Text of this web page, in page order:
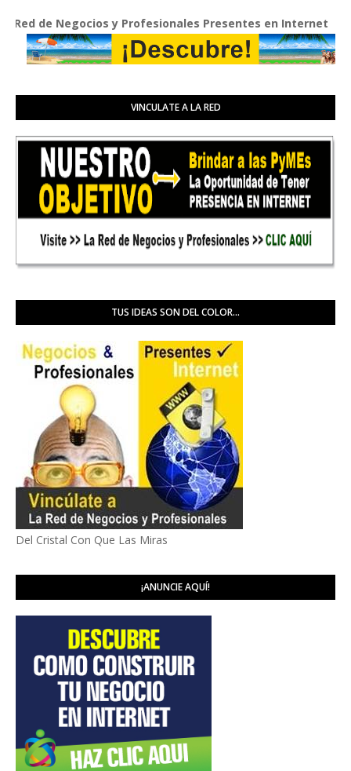
Negocios y Profesionales Presentes en Internet
VINCULATE A LA RED
TUS IDEAS SON DEL COLOR...
Del Cristal Con Que Las Miras
¡ANUNCIE AQUÍ!